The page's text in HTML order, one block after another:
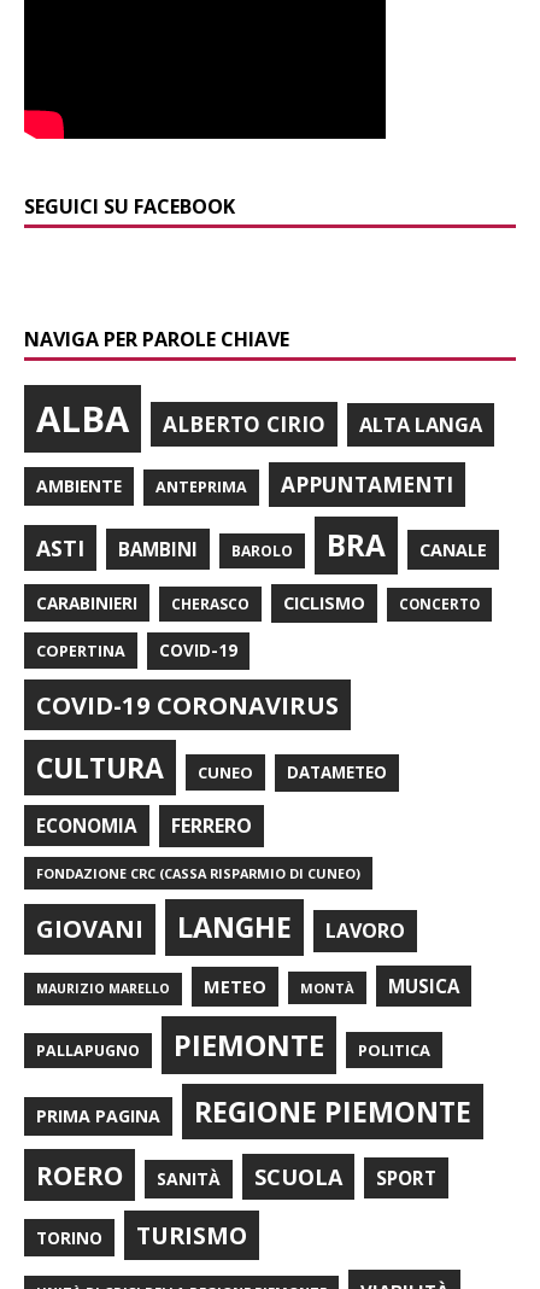
SEGUICI SU FACEBOOK
NAVIGA PER PAROLE CHIAVE
ALBA ALBERTO CIRIO ALTA LANGA
AMBIENTE ANTEPRIMA APPUNTAMENTI
ASTI BAMBINI BAROLO BRA CANALE
CARABINIERI CHERASCO CICLISMO CONCERTO
COPERTINA COVID-19
COVID-19 CORONAVIRUS
CULTURA CUNEO DATAMETEO
ECONOMIA FERRERO
FONDAZIONE CRC (CASSA RISPARMIO DI CUNEO)
GIOVANI LANGHE LAVORO
MAURIZIO MARELLO METEO MONTÀ MUSICA
PALLAPUGNO PIEMONTE POLITICA
PRIMA PAGINA REGIONE PIEMONTE
ROERO SANITÀ SCUOLA SPORT
TORINO TURISMO